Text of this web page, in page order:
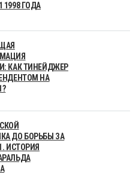
ГОДА
КАК ТИНЕЙДЖЕР
НА
ДО БОРЬБЫ ЗА
ИСТОРИЯ